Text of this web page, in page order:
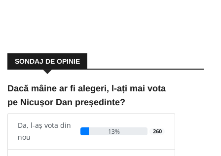
SONDAJ DE OPINIE
Dacă mâine ar fi alegeri, l-ați mai vota
pe Nicușor Dan președinte?
Da, l-aș vota din
nou
13% 260